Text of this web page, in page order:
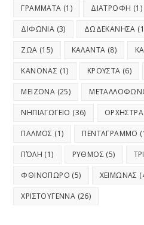
ΓΡΑΜΜΑΤΑ (1) ΔΙΑΤΡΟΦΗ (1)
ΔΙΦΩΝΙΑ (3) ΔΩΔΕΚΑΝΗΣΑ
ΖΩΑ (15) ΚΑΛΑΝΤΑ (8)
ΚΑΝΟΝΑΣ (1) ΚΡΟΥΣΤΑ (6)
ΜΕΙΖΟΝΑ (25)
ΝΗΠΙΑΓΩΓΕΙΟ (36) ΟΡΧΗΣΤΡΑ
ΠΑΛΜΟΣ (1) ΠΕΝΤΑΓΡΑΜΜΟ
ΠΌΛΗ (1) ΡΥΘΜΟΣ (5)
ΦΘΙΝΟΠΩΡΟ (5) ΧΕΙΜΩΝΑΣ
ΧΡΙΣΤΟΥΓΕΝΝΑ (26)